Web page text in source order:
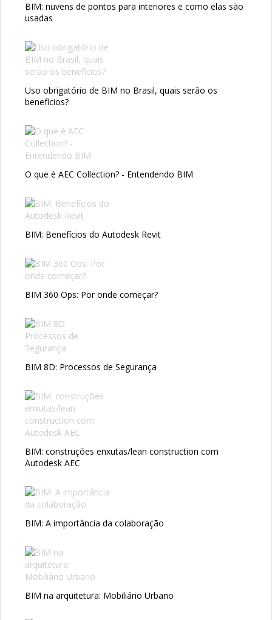
BIM: nuvens de pontos para interiores e como elas são
usadas
Uso obrigatório de BIM no Brasil, quais serão os
benefícios?
O que é AEC Collection? - Entendendo BIM
BIM: Benefícios do Autodesk Revit
BIM 360 Ops: Por onde começar?
BIM 8D: Processos de Segurança
BIM: construções enxutas/lean construction com
Autodesk AEC
BIM: A importância da colaboração
BIM na arquitetura: Mobiliário Urbano